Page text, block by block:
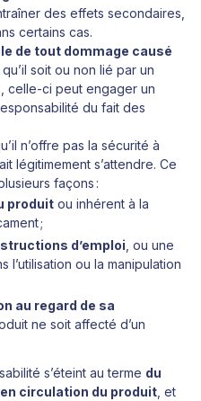
des effets secondaires,
certains cas.
de tout dommage causé
qu’il soit ou non lié par un
celle-ci peut engager un
du fait des
n’offre pas la sécurité à
légitimement s’attendre. Ce
façons :
produit ou inhérent à la
;
d’emploi , ou une
ou la manipulation
au regard de sa
ne soit affecté d’un
s’éteint au terme du
circulation du produit , et